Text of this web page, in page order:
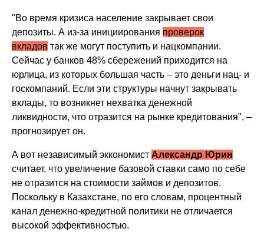
"Во время кризиса население закрывает свои
депозиты. А из-за инициирования проверок
вкладов так же могут поступить и нацкомпании.
Сейчас у банков 48% сбережений приходится на
юрлица, из которых большая часть – это деньги нац- и
госкомпаний. Если эти структуры начнут закрывать
вклады, то возникнет нехватка денежной
ликвидности, что отразится на рынке кредитования", –
прогнозирует он.
А вот независимый эккономистАлександр Юрин
считает, что увеличение базовой ставки само по себе
не отразится на стоимости займов и депозитов.
Поскольку в Казахстане, по его словам, процентный
канал денежно-кредитной политики не отличается
высокой эффективностью.